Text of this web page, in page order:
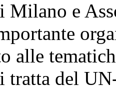
Milano e
alle
tratta del